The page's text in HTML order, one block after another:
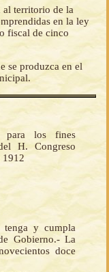
al territorio de la
en la ley
fiscal de cinco
se produzca en el
para los fines
H. Congreso
1912
y cumpla
Gobierno.- La
doce